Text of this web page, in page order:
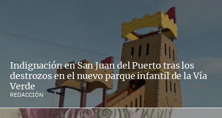
Indignación en San Juan del Puerto tras los
destrozos en el nuevo parque infantil de la Vía
Verde
REDACCIÓN